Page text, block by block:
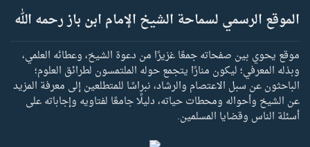
الموقع الرسمي لسماحة الشيخ الإمام ابن باز رحمه الله
موقع يحوي بين صفحاته جمعًا غزيرًا من دعوة الشيخ، وعطائه العلمي،
وبذله المعرفي؛ ليكون منارًا يتجمع حوله الملتمسون لطرائق العلوم؛
الباحثون عن سبل الاعتصام والرشاد، نبراسًا للمتطلعين إلى معرفة المزيد
عن الشيخ وأحواله ومحطات حياته، دليلًا جامعًا لفتاويه وإجاباته على
أسئلة الناس وقضايا المسلمين.